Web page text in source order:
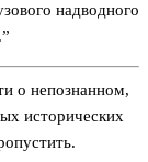
надводного
о непознанном,
исторических